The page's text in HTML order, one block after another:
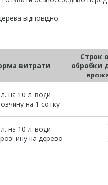
відповідно.
витрати
Строк
обробки
на 10 л. води
на 1 сотку
на 10 л. води
на дерево